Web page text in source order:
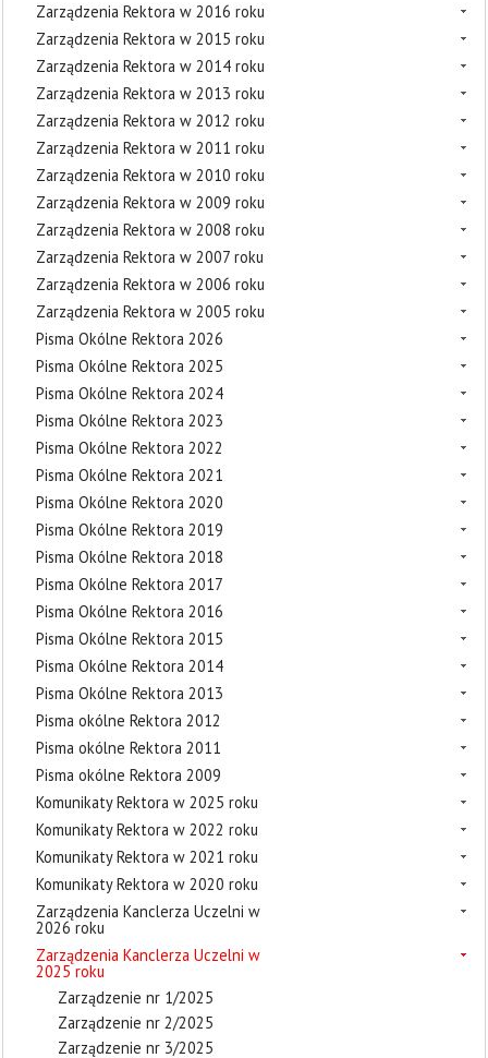
Zarządzenia Rektora w 2016 roku
Zarządzenia Rektora w 2015 roku
Zarządzenia Rektora w 2014 roku
Zarządzenia Rektora w 2013 roku
Zarządzenia Rektora w 2012 roku
Zarządzenia Rektora w 2011 roku
Zarządzenia Rektora w 2010 roku
Zarządzenia Rektora w 2009 roku
Zarządzenia Rektora w 2008 roku
Zarządzenia Rektora w 2007 roku
Zarządzenia Rektora w 2006 roku
Zarządzenia Rektora w 2005 roku
Pisma Okólne Rektora 2026
Pisma Okólne Rektora 2025
Pisma Okólne Rektora 2024
Pisma Okólne Rektora 2023
Pisma Okólne Rektora 2022
Pisma Okólne Rektora 2021
Pisma Okólne Rektora 2020
Pisma Okólne Rektora 2019
Pisma Okólne Rektora 2018
Pisma Okólne Rektora 2017
Pisma Okólne Rektora 2016
Pisma Okólne Rektora 2015
Pisma Okólne Rektora 2014
Pisma Okólne Rektora 2013
Pisma okólne Rektora 2012
Pisma okólne Rektora 2011
Pisma okólne Rektora 2009
Komunikaty Rektora w 2025 roku
Komunikaty Rektora w 2022 roku
Komunikaty Rektora w 2021 roku
Komunikaty Rektora w 2020 roku
Zarządzenia Kanclerza Uczelni w
2026 roku
Zarządzenia Kanclerza Uczelni w
2025 roku
Zarządzenie nr 1/2025
Zarządzenie nr 2/2025
Zarządzenie nr 3/2025